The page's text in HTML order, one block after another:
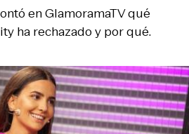
en GlamoramaTV qué
ha rechazado y por qué.